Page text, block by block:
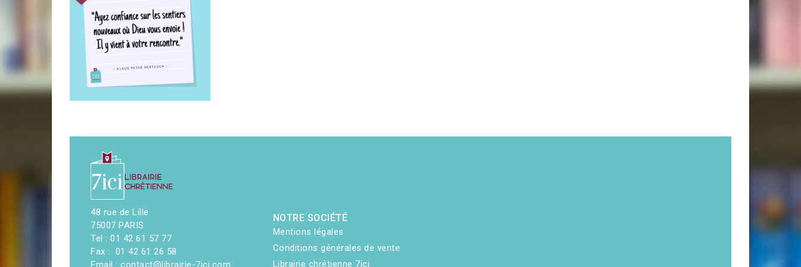
48 rue de Lille
75007 PARIS
Tel : 01 42 61 57 77
Fax : 01 42 61 26 58
Email : contact@librairie-7ici.com
NOTRE SOCIÉTÉ
Mentions légales
Conditions générales de vente
Librairie chrétienne 7ici